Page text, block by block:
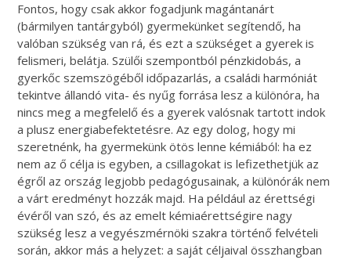
Fontos, hogy csak akkor fogadjunk magántanárt
(bármilyen tantárgyból) gyermekünket segítendő, ha
valóban szükség van rá, és ezt a szükséget a gyerek is
felismeri, belátja. Szülői szempontból pénzkidobás, a
gyerkőc szemszögéből időpazarlás, a családi harmóniát
tekintve állandó vita- és nyűg forrása lesz a különóra, ha
nincs meg a megfelelő és a gyerek valósnak tartott indok
a plusz energiabefektetésre. Az egy dolog, hogy mi
szeretnénk, ha gyermekünk ötös lenne kémiából: ha ez
nem az ő célja is egyben, a csillagokat is lefizethetjük az
égről az ország legjobb pedagógusainak, a különórák nem
a várt eredményt hozzák majd. Ha például az érettségi
évéről van szó, és az emelt kémiaérettségire nagy
szükség lesz a vegyészmérnöki szakra történő felvételi
során, akkor más a helyzet: a saját céljaival összhangban